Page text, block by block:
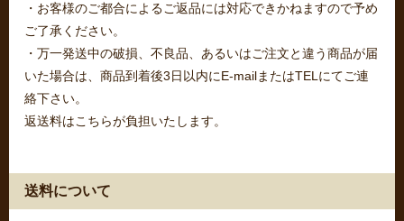
・お客様のご都合によるご返品には対応できかねますので予め
ご了承ください。
・万一発送中の破損、不良品、あるいはご注文と違う商品が届
いた場合は、商品到着後3日以内にE-mailまたはTELにてご連
絡下さい。
返送料はこちらが負担いたします。
送料について